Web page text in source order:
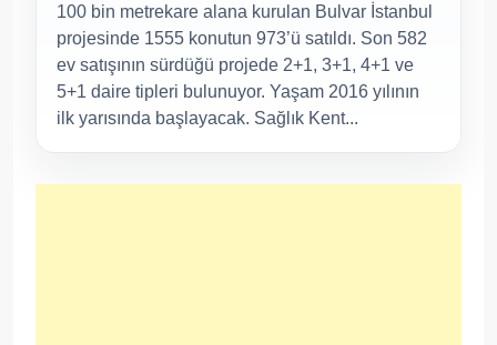
100 bin metrekare alana kurulan Bulvar İstanbul
projesinde 1555 konutun 973’ü satıldı. Son 582
ev satışının sürdüğü projede 2+1, 3+1, 4+1 ve
5+1 daire tipleri bulunuyor. Yaşam 2016 yılının
ilk yarısında başlayacak. Sağlık Kent...